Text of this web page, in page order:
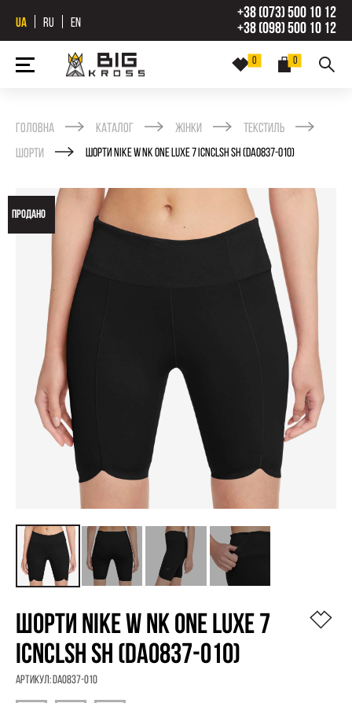
UA RU EN
+38 (073) 500 10 12
+38 (098) 500 10 12
0
0
Головна Каталог Жінки
Текстиль
Шорти
ШОРТИ NIKE W NK ONE LUXE 7 ICNCLSH SH (DA0837-010)
ПРОДАНО
ШОРТИ NIKE W NK ONE LUXE 7
ICNCLSH SH (DA0837-010)
Артикул:DA0837-010